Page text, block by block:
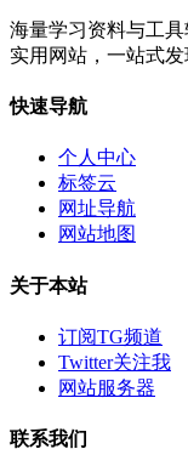
海量学习资料与工
实用网站，一站式
快速导航
个人中心
标签云
网址导航
网站地图
关于本站
订阅TG频道
Twitter关注我
网站服务器
联系我们